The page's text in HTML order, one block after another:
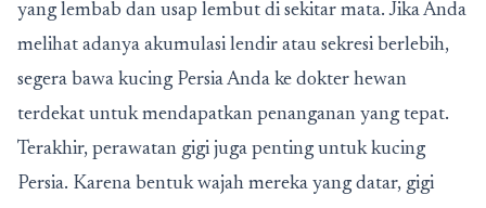
yang lembab dan usap lembut di sekitar mata. Jika Anda
melihat adanya akumulasi lendir atau sekresi berlebih,
segera bawa kucing Persia Anda ke dokter hewan
terdekat untuk mendapatkan penanganan yang tepat.
Terakhir, perawatan gigi juga penting untuk kucing
Persia. Karena bentuk wajah mereka yang datar, gigi